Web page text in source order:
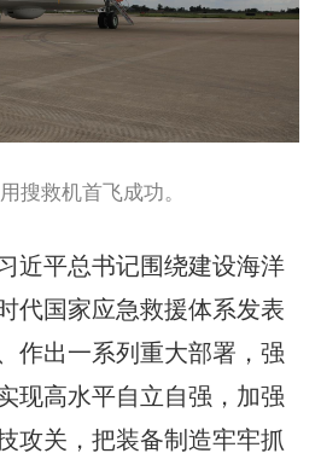
搜救机首飞成功。
近平总书记围绕建设海洋
代国家应急救援体系发表
作出一系列重大部署，强
现高水平自立自强，加强
攻关，把装备制造牢牢抓